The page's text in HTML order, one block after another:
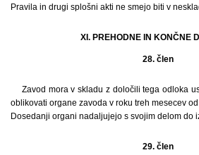
Pravila in drugi splošni akti ne smejo biti v
XI. PREHODNE IN KONČNE
28. člen
Zavod mora v skladu z določili tega odloka
oblikovati organe zavoda v roku treh mesecev
Dosedanji organi nadaljujejo s svojim delom do
29. člen